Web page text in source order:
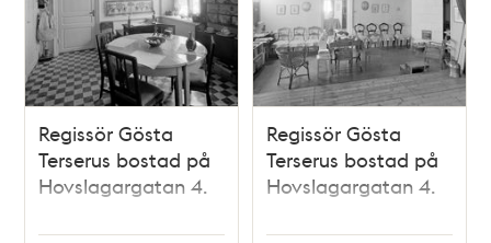
Regissör Gösta
Terserus bostad på
Hovslagargatan 4.
Regissör Gösta
Terserus bostad på
Hovslagargatan 4.